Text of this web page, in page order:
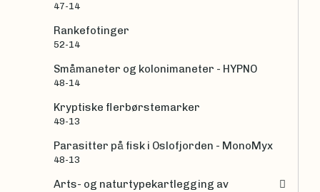
47-14
Rankefotinger
52-14
Småmaneter og kolonimaneter - HYPNO
48-14
Kryptiske flerbørstemarker
49-13
Parasitter på fisk i Oslofjorden - MonoMyx
48-13
Arts- og naturtypekartlegging av